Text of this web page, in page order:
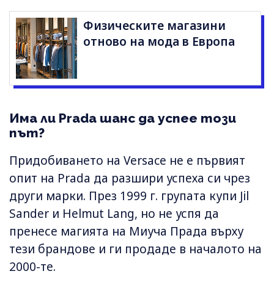
Физическите магазини
отново на мода в Европа
Има ли Prada шанс да успее този
път?
Придобиването на Versace не е първият
опит на Prada да разшири успеха си чрез
други марки. През 1999 г. групата купи Jil
Sander и Helmut Lang, но не успя да
пренесе магията на Миуча Прада върху
тези брандове и ги продаде в началото на
2000-те.